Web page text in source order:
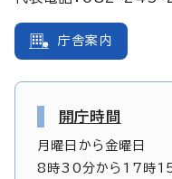
庁舎案内
開庁時間
月曜日から金曜日
8時30分から17時15